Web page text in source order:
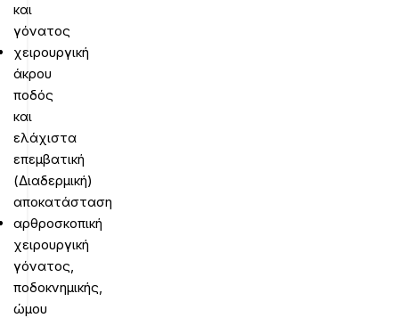
και
γόνατος
χειρουργική
άκρου
ποδός
και
ελάχιστα
επεμβατική
(Διαδερμική)
αποκατάσταση
αρθροσκοπική
χειρουργική
γόνατος,
ποδοκνημικής,
ώμου